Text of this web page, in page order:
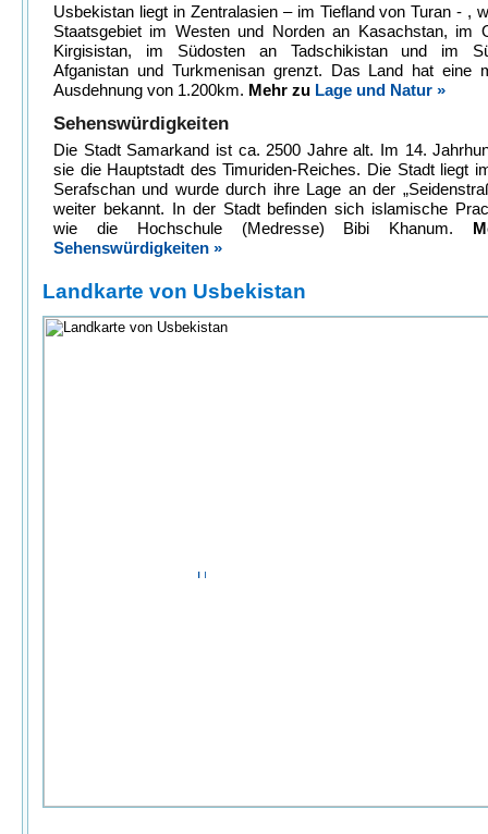
Usbekistan liegt in Zentralasien – im Tiefland von Turan - ,
Staatsgebiet im Westen und Norden an Kasachstan, im
Kirgisistan, im Südosten an Tadschikistan und im
Afganistan und Turkmenisan grenzt. Das Land hat eine
Ausdehnung von 1.200km. Mehr zu Lage und Natur »
Sehenswürdigkeiten
Die Stadt Samarkand ist ca. 2500 Jahre alt. Im 14.
sie die Hauptstadt des Timuriden-Reiches. Die Stadt liegt
Serafschan und wurde durch ihre Lage an der
weiter bekannt. In der Stadt befinden sich islamische
wie die Hochschule (Medresse) Bibi Khanum.
Sehenswürdigkeiten »
Landkarte von Usbekistan